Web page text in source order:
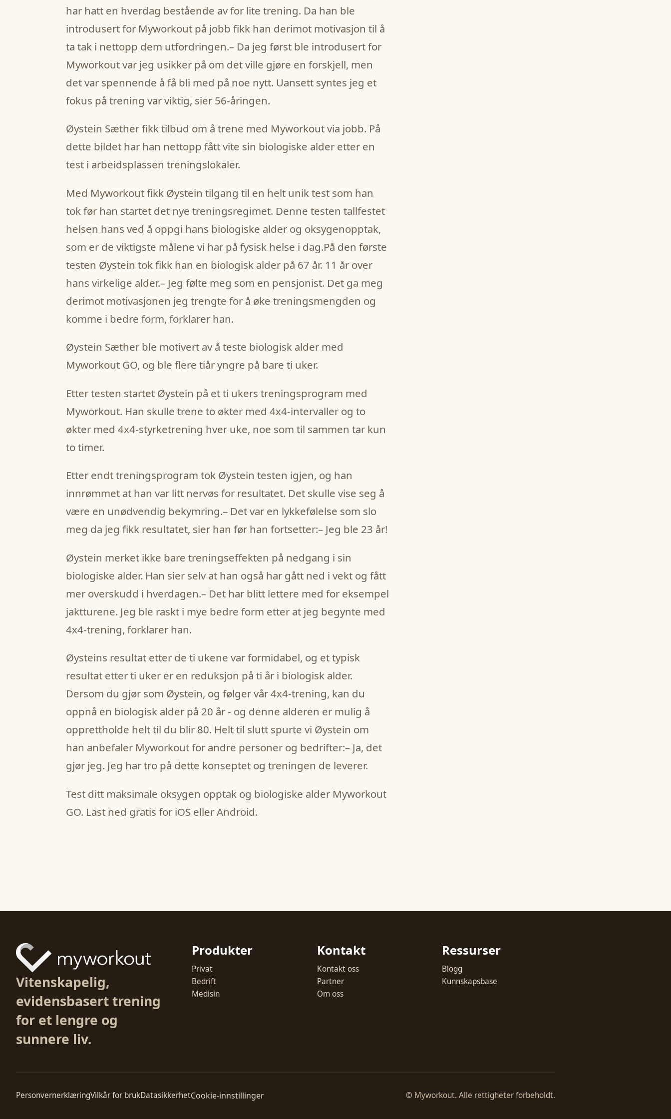
har hatt en hverdag bestående av for lite trening. Da han ble
introdusert for Myworkout på jobb fikk han derimot motivasjon til å
ta tak i nettopp dem utfordringen.– Da jeg først ble introdusert for
Myworkout var jeg usikker på om det ville gjøre en forskjell, men
det var spennende å få bli med på noe nytt. Uansett syntes jeg et
fokus på trening var viktig, sier 56-åringen.
Øystein Sæther fikk tilbud om å trene med Myworkout via jobb. På
dette bildet har han nettopp fått vite sin biologiske alder etter en
test i arbeidsplassen treningslokaler.
‍Med Myworkout fikk Øystein tilgang til en helt unik test som han
tok før han startet det nye treningsregimet. Denne testen tallfestet
helsen hans ved å oppgi hans biologiske alder og oksygenopptak,
som er de viktigste målene vi har på fysisk helse i dag.På den første
testen Øystein tok fikk han en biologisk alder på 67 år. 11 år over
hans virkelige alder.– Jeg følte meg som en pensjonist. Det ga meg
derimot motivasjonen jeg trengte for å øke treningsmengden og
komme i bedre form, forklarer han.
Øystein Sæther ble motivert av å teste biologisk alder med
Myworkout GO, og ble flere tiår yngre på bare ti uker.
‍Etter testen startet Øystein på et ti ukers treningsprogram med
Myworkout. Han skulle trene to økter med 4x4-intervaller og to
økter med 4x4-styrketrening hver uke, noe som til sammen tar kun
to timer.
Etter endt treningsprogram tok Øystein testen igjen, og han
innrømmet at han var litt nervøs for resultatet. Det skulle vise seg å
være en unødvendig bekymring.– Det var en lykkefølelse som slo
meg da jeg fikk resultatet, sier han før han fortsetter:– Jeg ble 23 år!
Øystein merket ikke bare treningseffekten på nedgang i sin
biologiske alder. Han sier selv at han også har gått ned i vekt og fått
mer overskudd i hverdagen.– Det har blitt lettere med for eksempel
jaktturene. Jeg ble raskt i mye bedre form etter at jeg begynte med
4x4-trening, forklarer han.
Øysteins resultat etter de ti ukene var formidabel, og et typisk
resultat etter ti uker er en reduksjon på ti år i biologisk alder.
Dersom du gjør som Øystein, og følger vår 4x4-trening, kan du
oppnå en biologisk alder på 20 år - og denne alderen er mulig å
opprettholde helt til du blir 80. Helt til slutt spurte vi Øystein om
han anbefaler Myworkout for andre personer og bedrifter:– Ja, det
gjør jeg. Jeg har tro på dette konseptet og treningen de leverer.
Test ditt maksimale oksygen opptak og biologiske alder Myworkout
GO. Last ned gratis for iOS eller Android.
Vitenskapelig,
evidensbasert trening
for et lengre og
sunnere liv.
Produkter
Privat
Bedrift
Medisin
Kontakt
Kontakt oss
Partner
Om oss
Ressurser
Blogg
Kunnskapsbase
PersonvernerklæringVilkår for brukDatasikkerhetCookie-innstillinger © Myworkout. Alle rettigheter forbeholdt.